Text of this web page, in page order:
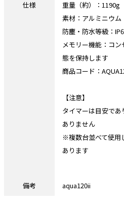
仕様
重量（約）：1190g
素材：アルミニウム
防塵・防水等級：
メモリー機能：コ
態を保持します
商品コード：
【注意】
タイマーは目安で
ありません
※複数台並べて使用
あります
備考 aqua120ii